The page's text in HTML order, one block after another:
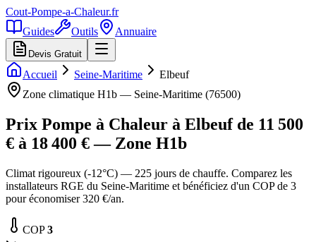
Cout-Pompe-a-Chaleur.fr
Guides
Outils Annuaire
Devis Gratuit
Accueil Seine-Maritime
Elbeuf
Zone climatique H1b — Seine-Maritime (76500)
Prix Pompe à Chaleur à Elbeuf de 11 500
€ à 18 400 € — Zone H1b
Climat rigoureux (-12°C) — 225 jours de chauffe. Comparez les
installateurs RGE du Seine-Maritime et bénéficiez d'un COP de 3
pour économiser 320 €/an.
COP3